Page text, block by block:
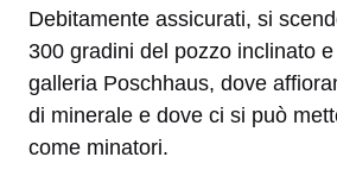
Debitamente assicurati, si
300 gradini del pozzo inclinato
galleria Poschhaus, dove
di minerale e dove ci si può
come minatori.